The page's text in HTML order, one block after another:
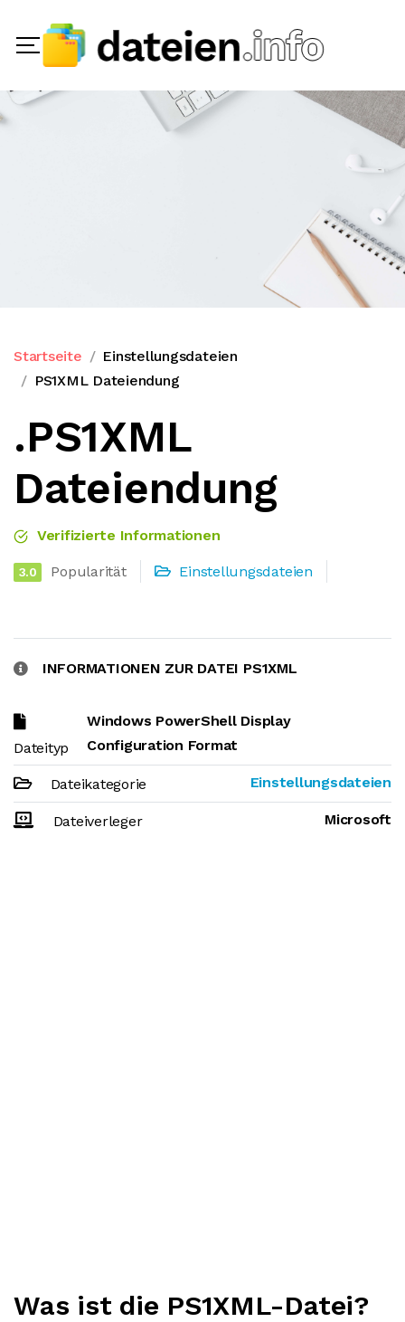
Startseite
Einstellungsdateien
PS1XML Dateiendung
.PS1XML
Dateiendung
Verifizierte Informationen
3.0 Popularität Einstellungsdateien
INFORMATIONEN ZUR DATEI PS1XML
Dateityp
Windows PowerShell Display
Configuration Format
Dateikategorie Einstellungsdateien
Dateiverleger Microsoft
Was ist die PS1XML-Datei?